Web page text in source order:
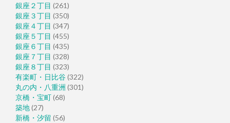
銀座２丁目 (261)
銀座３丁目 (350)
銀座４丁目 (347)
銀座５丁目 (455)
銀座６丁目 (435)
銀座７丁目 (328)
銀座８丁目 (323)
有楽町・日比谷(322)
丸の内・八重洲 (301)
京橋・宝町(68)
築地(27)
新橋・汐留 (56)